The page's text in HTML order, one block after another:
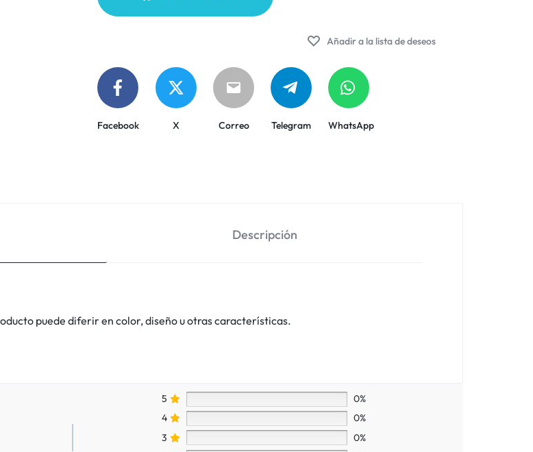
Añadir a la lista de deseos
Facebook X Correo Telegram WhatsApp
Descripción
puede diferir en color, diseño u otras características.
5
0%
4
0%
3
0%